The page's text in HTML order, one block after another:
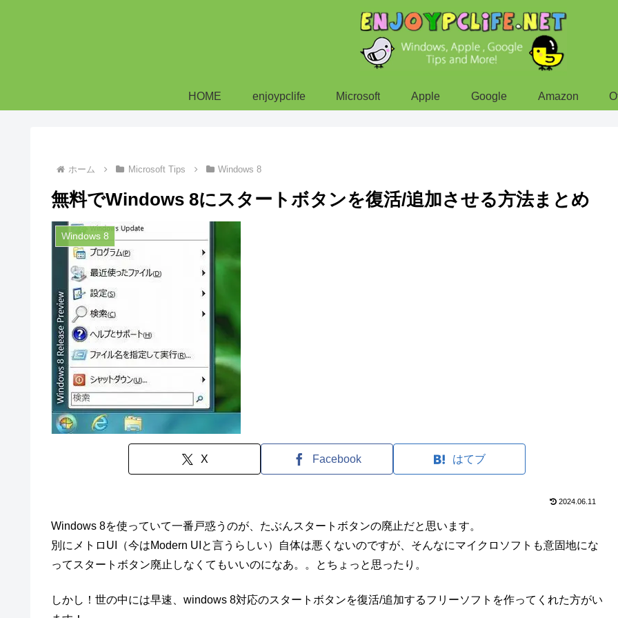
HOME enjoypclife Microsoft Apple Google Amazon
ホーム Microsoft Tips Windows 8
無料でWindows 8にスタートボタンを復活/追加させる方法まとめ
Windows 8
X Facebook はてブ
2024.06.11
Windows 8を使っていて一番戸惑うのが、たぶんスタートボタンの廃止だと思います。
別にメトロUI（今はModern UIと言うらしい）自体は悪くないのですが、そんなにマイクロソフトも意固地にな
ってスタートボタン廃止しなくてもいいのになあ。。とちょっと思ったり。
しかし！世の中には早速、windows 8対応のスタートボタンを復活/追加するフリーソフトを作ってくれた方がい